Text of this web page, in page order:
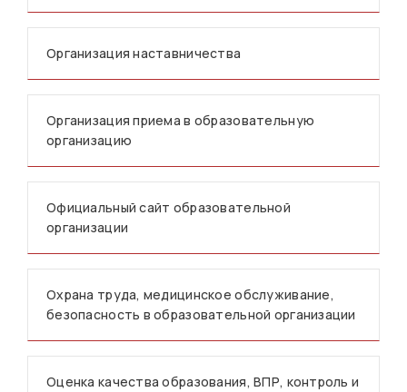
Организация наставничества
Организация приема в образовательную
организацию
Официальный сайт образовательной
организации
Охрана труда, медицинское обслуживание,
безопасность в образовательной организации
Оценка качества образования, ВПР, контроль и